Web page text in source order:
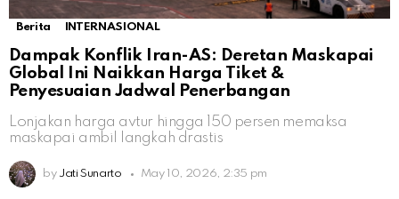
Berita INTERNASIONAL
Dampak Konflik Iran-AS: Deretan Maskapai
Global Ini Naikkan Harga Tiket &
Penyesuaian Jadwal Penerbangan
Lonjakan harga avtur hingga 150 persen memaksa
maskapai ambil langkah drastis
by Jati Sunarto May 10, 2026, 2:35 pm